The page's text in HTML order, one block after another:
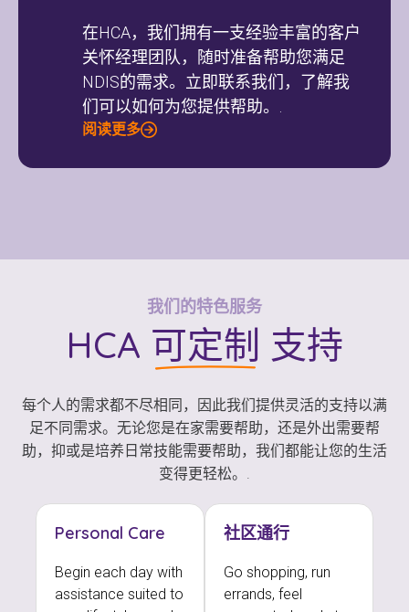
在HCA，我们拥有一支经验丰富的客户
关怀经理团队，随时准备帮助您满足
NDIS的需求。立即联系我们，了解我
们可以如何为您提供帮助。.
阅读更多
我们的特色服务
HCA 可定制 支持
每个人的需求都不尽相同，因此我们提供灵活的支持以满
足不同需求。无论您是在家需要帮助，还是外出需要帮
助，抑或是培养日常技能需要帮助，我们都能让您的生活
变得更轻松。.
Personal Care
Begin each day with
assistance suited to
社区通行
Go shopping, run
errands, feel